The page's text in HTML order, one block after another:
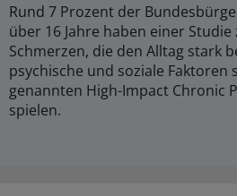
Rund 7 Prozent der
über 16 Jahre haben einer
Schmerzen, die den Alltag stark
psychische und soziale Faktoren
genannten High-Impact Chronic
spielen.